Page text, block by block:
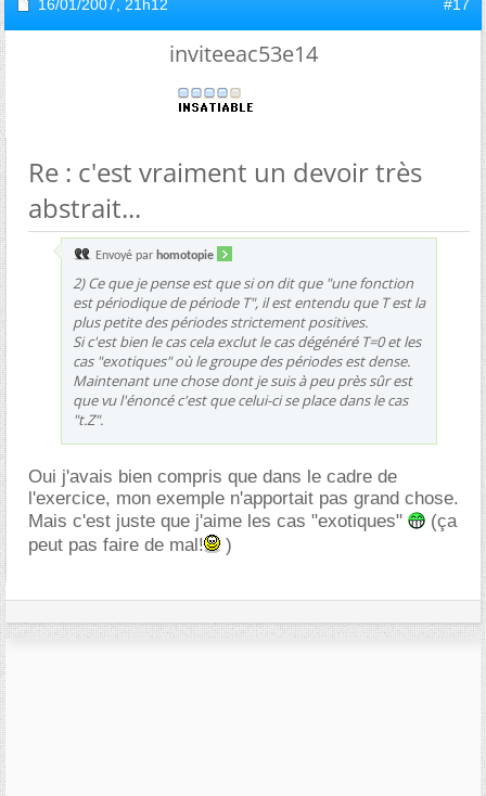
16/01/2007, 21h12 #17
inviteeac53e14
Re : c'est vraiment un devoir très
abstrait...
Envoyé par homotopie
2) Ce que je pense est que si on dit que "une fonction
est périodique de période T", il est entendu que T est la
plus petite des périodes strictement positives.
Si c'est bien le cas cela exclut le cas dégénéré T=0 et les
cas "exotiques" où le groupe des périodes est dense.
Maintenant une chose dont je suis à peu près sûr est
que vu l'énoncé c'est que celui-ci se place dans le cas
"t.Z".
Oui j'avais bien compris que dans le cadre de
l'exercice, mon exemple n'apportait pas grand chose.
Mais c'est juste que j'aime les cas "exotiques"
(ça
peut pas faire de mal!
)